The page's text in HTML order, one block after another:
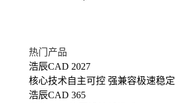
热门产品
浩辰CAD 2027
核心技术自主可控 强兼容极速稳定
浩辰CAD 365